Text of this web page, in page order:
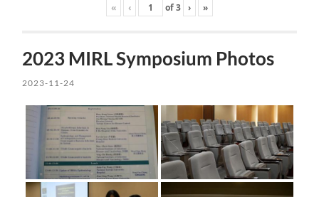
« ‹ of3 › »
2023 MIRL Symposium Photos
2023-11-24